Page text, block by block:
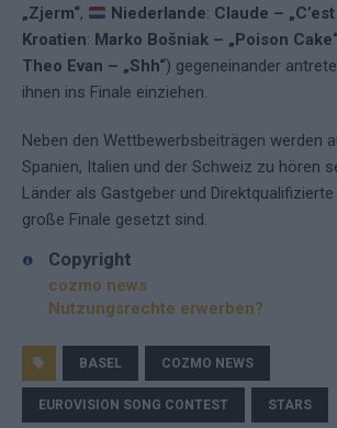
„Zjerm“, Niederlande: Claude –
Kroatien: Marko Bošniak – „Poison Cake“
Theo Evan – „Shh“) gegeneinander
ihnen ins Finale einziehen.
Neben den Wettbewerbsbeiträgen werden
Spanien, Italien und der Schweiz zu hören
Länder als Gastgeber und
große Finale gesetzt sind.
Copyright
cozmo news
Nutzungsrechte erwerben?
BASEL COZMO NEWS
EUROVISION SONG CONTEST STARS